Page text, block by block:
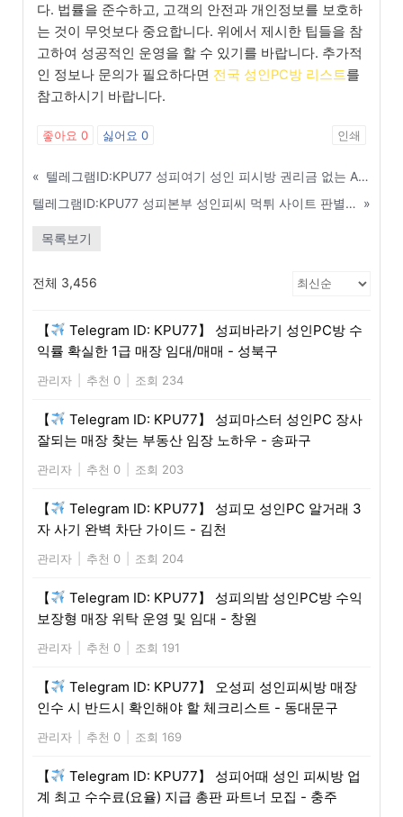
다. 법률을 준수하고, 고객의 안전과 개인정보를 보호하
는 것이 무엇보다 중요합니다. 위에서 제시한 팁들을 참
고하여 성공적인 운영을 할 수 있기를 바랍니다. 추가적
인 정보나 문의가 필요하다면 전국 성인PC방 리스트를
참고하시기 바랍니다.
좋아요 0 싫어요 0 인쇄
«
텔레그램ID:KPU77 성피여기 성인 피시방 권리금 없는 A급 급매물 당일 거래 - 성북구
텔레그램ID:KPU77 성피본부 성인피씨 먹튀 사이트 판별기 및 검증 커뮤니티 - 칠곡
»
목록보기
전체 3,456
【
Telegram ID: KPU77】 성피바라기 성인PC방 수
익률 확실한 1급 매장 임대/매매 - 성북구
관리자 추천 0 조회 234
【
Telegram ID: KPU77】 성피마스터 성인PC 장사
잘되는 매장 찾는 부동산 임장 노하우 - 송파구
관리자 추천 0 조회 203
【
Telegram ID: KPU77】 성피모 성인PC 알거래 3
자 사기 완벽 차단 가이드 - 김천
관리자 추천 0 조회 204
【
Telegram ID: KPU77】 성피의밤 성인PC방 수익
보장형 매장 위탁 운영 및 임대 - 창원
관리자 추천 0 조회 191
【
Telegram ID: KPU77】 오성피 성인피씨방 매장
인수 시 반드시 확인해야 할 체크리스트 - 동대문구
관리자 추천 0 조회 169
【
Telegram ID: KPU77】 성피어때 성인 피씨방 업
계 최고 수수료(요율) 지급 총판 파트너 모집 - 충주